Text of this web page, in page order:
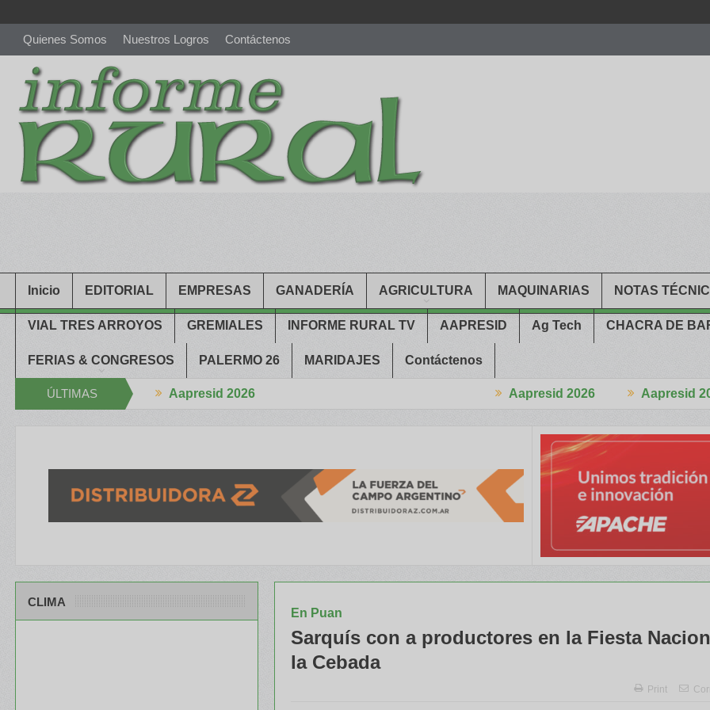
Quienes Somos Nuestros Logros Contáctenos
richardmillereplica is also available with delicate watches for women.patekphilippe.to
Inicio EDITORIAL EMPRESAS GANADERÍA AGRICULTURA MAQUINARIAS NOTAS
VIAL TRES ARROYOS GREMIALES INFORME RURAL TV AAPRESID Ag Tech CHACRA DE
FERIAS & CONGRESOS PALERMO 26 MARIDAJES Contáctenos
ÚLTIMASAapresid 2026 Aapresid 2026 Aapresid 2026
En Puan
Sarquís con a productores en la Fiesta
la Cebada
Print
CLIMA